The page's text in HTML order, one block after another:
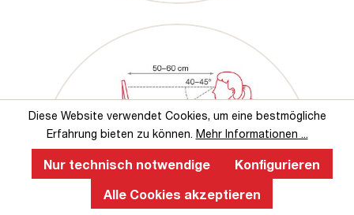
Diese Website verwendet Cookies, um eine bestmögliche
Erfahrung bieten zu können. Mehr Informationen ...
Nur technisch notwendige
Konfigurieren
Alle Cookies akzeptieren